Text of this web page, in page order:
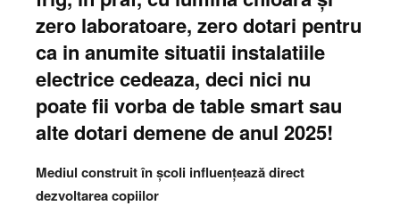
zero laboratoare, zero dotari pentru
ca in anumite situatii instalatiile
electrice cedeaza, deci nici nu
poate fii vorba de table smart sau
alte dotari demene de anul 2025!
Mediul construit în școli influențează direct
dezvoltarea copiilor